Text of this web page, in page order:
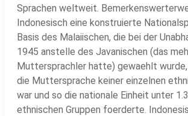
Sprachen weltweit.
Indonesisch eine konstruierte
Basis des Malaiischen, die bei der
1945 anstelle des Javanischen (das
Muttersprachler hatte) gewaehlt
die Muttersprache keiner einzelnen
war und so die nationale Einheit unter
ethnischen Gruppen foerderte.